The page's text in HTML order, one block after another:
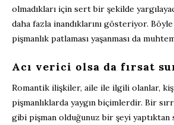
olmadıkları için sert bir şekilde
daha fazla inandıklarını gösteriyor.
pişmanlık patlaması yaşanması da
Acı verici olsa da fırsat
Romantik ilişkiler, aile ile ilgili olanlar,
pişmanlıklarda yaygın biçimlerdir. Bir
gibi pişman olduğunuz bir şeyi